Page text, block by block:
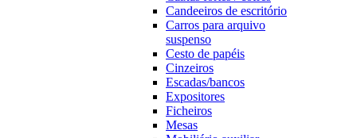
Candeeiros de escritório
Carros para arquivo
suspenso
Cesto de papéis
Cinzeiros
Escadas/bancos
Expositores
Ficheiros
Mesas